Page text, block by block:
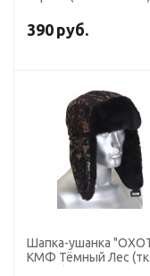
390 руб.
Шапка-ушанка
КМФ Тёмный Лес (тк.